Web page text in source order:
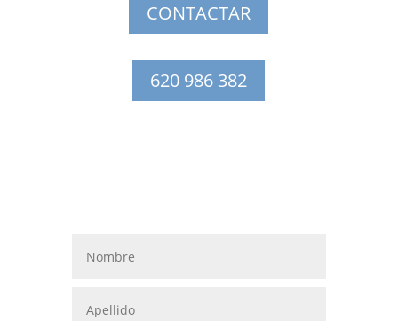
CONTACTAR
620 986 382